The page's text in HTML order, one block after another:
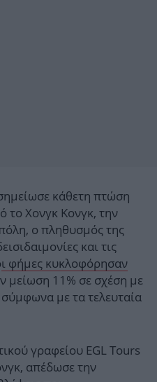
κάθετη πτώση
το Χονγκ Κονγκ, την
ο πληθυσμός της
και τις
ι φήμες κυκλοφόρησαν
μείωση 11% σε σχέση με
με τα τελευταία
γραφείου EGL Tours
απέδωσε την